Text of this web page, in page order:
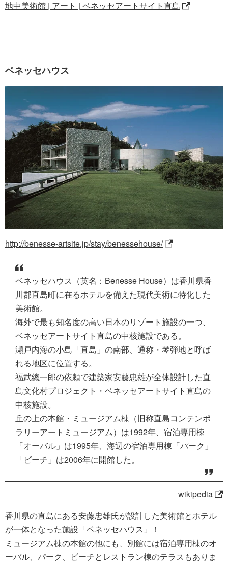
地中美術館 | アート | ベネッセアートサイト直島
ベネッセハウス
http://benesse-artsite.jp/stay/benessehouse/
ベネッセハウス（英名：Benesse House）は香川県香
川郡直島町に在るホテルを備えた現代美術に特化した
美術館。
海外で最も知名度の高い日本のリゾート施設の一つ、
ベネッセアートサイト直島の中核施設である。
瀬戸内海の小島「直島」の南部、通称・琴弾地と呼ば
れる地区に位置する。
福武總一郎の依頼で建築家安藤忠雄が全体設計した直
島文化村プロジェクト・ベネッセアートサイト直島の
中核施設。
丘の上の本館・ミュージアム棟（旧称直島コンテンポ
ラリーアートミュージアム）は1992年、宿泊専用棟
「オーバル」は1995年、海辺の宿泊専用棟「パーク」
「ビーチ」は2006年に開館した。
wikipedia
香川県の直島にある安藤忠雄氏が設計した美術館とホテル
が一体となった施設「ベネッセハウス」！
ミュージアム棟の本館の他にも、別館には宿泊専用棟のオ
ーバル、パーク、ビーチとレストラン棟のテラスもありま